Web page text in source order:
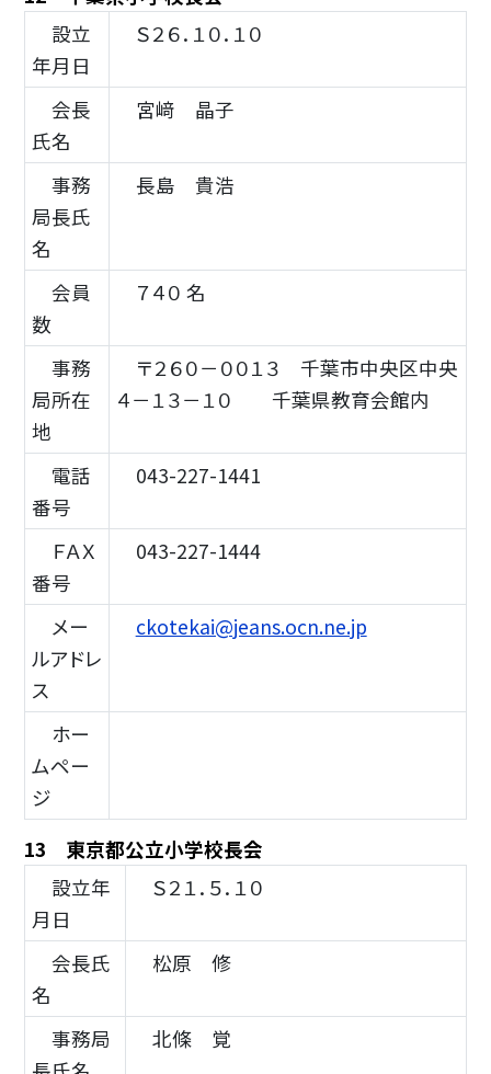
設立
年月日
Ｓ２６．１０．１０
会長
氏名
宮﨑 晶子
事務
局長氏
名
長島 貴浩
会員
数
７４０ 名
事務
局所在
地
〒２６０－００１３ 千葉市中央区中央
４－１３－１０ 千葉県教育会館内
電話
番号
043-227-1441
ＦＡＸ
番号
043-227-1444
メー
ルアドレ
ス
ckotekai@jeans.ocn.ne.jp
ホー
ムペー
ジ
13 東京都公立小学校長会
設立年
月日
Ｓ２１．５．１０
会長氏
名
松原 修
事務局
北條 覚